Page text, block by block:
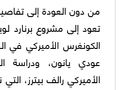
من دون العودة إلى
تعود إلى مشروع برنارد
عودي يانون، ودراسة
الأميركي رالف بيترز،